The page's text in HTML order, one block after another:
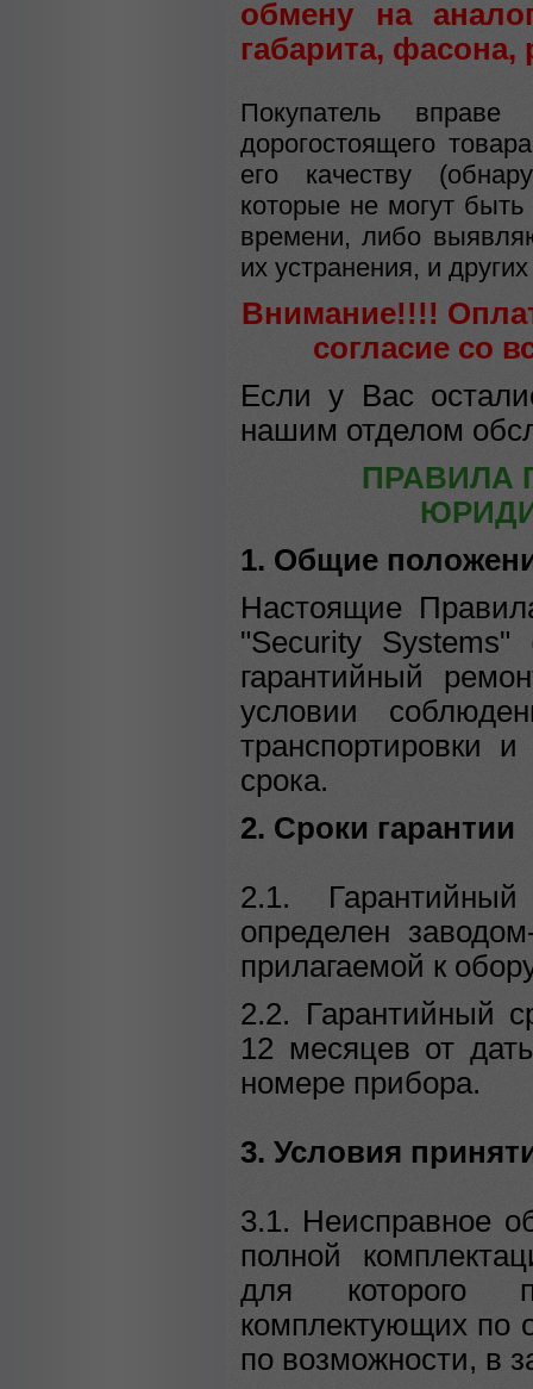
обмену на
габарита, фасона,
Покупатель
дорогостоящего
его качеству
которые не могут
времени, либо
их устранения, и
Внимание!!!!
согласие со
Если у Вас
нашим отделом
ПРАВИЛА
1. Общие
Настоящие
"Security
гарантийный
условии
транспортировки
срока.
2. Сроки гарантии
2.1.
определен
прилагаемой к
2.2. Гарантийный
12 месяцев от
номере прибора.
3. Условия
3.1. Неисправное
полной
для которого
комплектующих по
по возможности, в